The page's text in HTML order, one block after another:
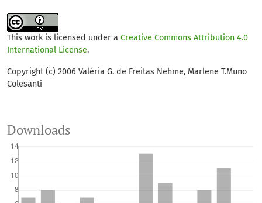
This work is licensed under a Creative Commons Attribution 4.0
International License.
Copyright (c) 2006 Valéria G. de Freitas Nehme, Marlene T.Muno
Colesanti
Downloads